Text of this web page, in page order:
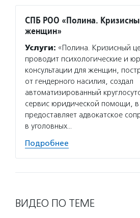
СПБ РОО «Полина.
женщин»
Услуги: «Полина. Кризисный
проводит психологические и
консультации для женщин,
от гендерного насилия, создал
автоматизированный
сервис юридической помощи, в
предоставляет адвокатское
в уголовных…
Подробнее
ВИДЕО ПО ТЕМЕ